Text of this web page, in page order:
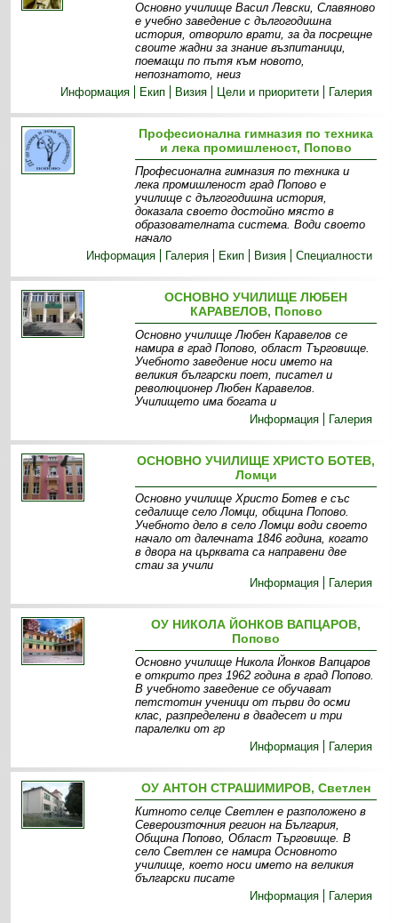
Основно училище Васил Левски, Славяново
е учебно заведение с дългогодишна
история, отворило врати, за да посрещне
своите жадни за знание възпитаници,
поемащи по пътя към новото,
непознатото, неиз
Информация
Екип Визия Цели и приоритети Галерия
Професионална гимназия по техника
и лека промишленост, Попово
Професионална гимназия по техника и
лека промишленост град Попово е
училище с дългогодишна история,
доказала своето достойно място в
образователната система. Води своето
начало
Информация
Галерия Екип Визия Специалности
ОСНОВНО УЧИЛИЩЕ ЛЮБЕН
КАРАВЕЛОВ, Попово
Основно училище Любен Каравелов се
намира в град Попово, област Търговище.
Учебното заведение носи името на
великия български поет, писател и
революционер Любен Каравелов.
Училището има богата и
Информация
Галерия
ОСНОВНО УЧИЛИЩЕ ХРИСТО БОТЕВ,
Ломци
Основно училище Христо Ботев е със
седалище село Ломци, община Попово.
Учебното дело в село Ломци води своето
начало от далечната 1846 година, когато
в двора на църквата са направени две
стаи за учили
Информация
Галерия
ОУ НИКОЛА ЙОНКОВ ВАПЦАРОВ,
Попово
Основно училище Никола Йонков Вапцаров
е открито през 1962 година в град Попово.
В учебното заведение се обучават
петстотин ученици от първи до осми
клас, разпределени в двадесет и три
паралелки от гр
Информация
Галерия
ОУ АНТОН СТРАШИМИРОВ, Светлен
Китното селце Светлен е разположено в
Североизточния регион на България,
Община Попово, Област Търговище. В
село Светлен се намира Основното
училище, което носи името на великия
български писате
Информация
Галерия